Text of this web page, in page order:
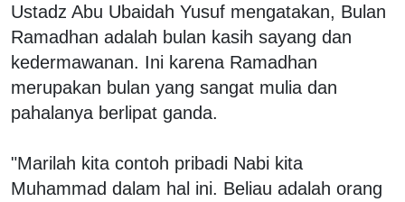
Ustadz Abu Ubaidah Yusuf mengatakan, Bulan
Ramadhan adalah bulan kasih sayang dan
kedermawanan. Ini karena Ramadhan
merupakan bulan yang sangat mulia dan
pahalanya berlipat ganda.
"Marilah kita contoh pribadi Nabi kita
Muhammad dalam hal ini. Beliau adalah orang